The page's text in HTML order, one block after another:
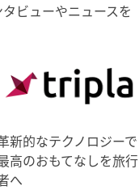
ビューやニュースを
新的なテクノロジーで
高のおもてなしを旅行
へ